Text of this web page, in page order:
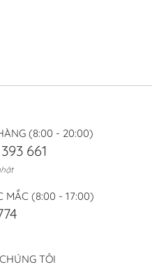
(8:00 - 20:00)
661
MẮC (8:00 - 17:00)
TÔI